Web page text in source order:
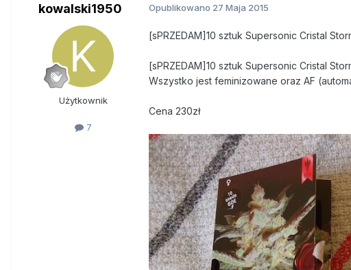
kowalski1950
Użytkownik
7
Opublikowano 27 Maja 2015
[sPRZEDAM]10 sztuk Supersonic Cristal
[sPRZEDAM]10 sztuk Supersonic Cristal
Wszystko jest feminizowane oraz AF
Cena 230zł